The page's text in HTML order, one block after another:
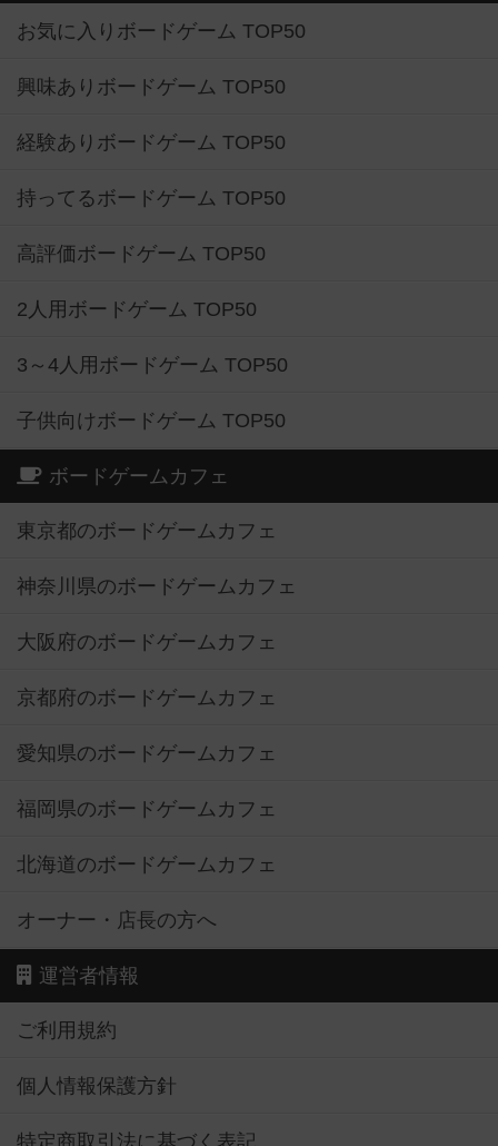
お気に入りボードゲーム TOP50
興味ありボードゲーム TOP50
経験ありボードゲーム TOP50
持ってるボードゲーム TOP50
高評価ボードゲーム TOP50
2人用ボードゲーム TOP50
3～4人用ボードゲーム TOP50
子供向けボードゲーム TOP50
ボードゲームカフェ
東京都のボードゲームカフェ
神奈川県のボードゲームカフェ
大阪府のボードゲームカフェ
京都府のボードゲームカフェ
愛知県のボードゲームカフェ
福岡県のボードゲームカフェ
北海道のボードゲームカフェ
オーナー・店長の方へ
運営者情報
ご利用規約
個人情報保護方針